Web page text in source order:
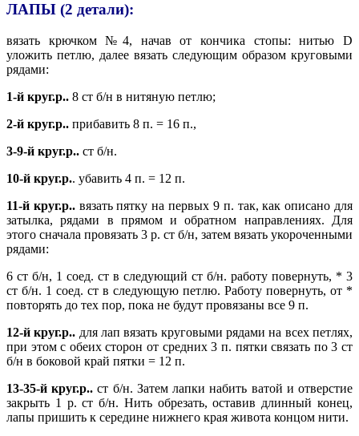
ЛАПЫ (2 детали):
вязать крючком №4, начав от кончика стопы: нитью D
уложить петлю, далее вязать следующим образом круговыми
рядами:
1-й круг.р.. 8 ст б/н в нитяную петлю;
2-й круг.р.. прибавить 8 п. = 16 п.,
3-9-й круг.р.. ст б/н.
10-й круг.р.. убавить 4 п. = 12 п.
11-й круг.р..вязать пятку на первых 9 п. так, как описано для
затылка, рядами в прямом и обратном направлениях. Для
этого сначала провязать 3 р. ст б/н, затем вязать укороченными
рядами:
6 ст б/н, 1 соед. ст в следующий ст б/н. работу повернуть, * 3
ст б/н. 1 соед. ст в следующую петлю. Работу повернуть, от *
повторять до тех пор, пока не будут провязаны все 9 п.
12-й круг.р.. для лап вязать круговыми рядами на всех петлях,
при этом с обеих сторон от средних 3 п. пятки связать по 3 ст
б/н в боковой край пятки = 12 п.
13-35-й круг.р.. ст б/н. Затем лапки набить ватой и отверстие
закрыть 1 р. ст б/н. Нить обрезать, оставив длинный конец,
лапы пришить к середине нижнего края живота концом нити.